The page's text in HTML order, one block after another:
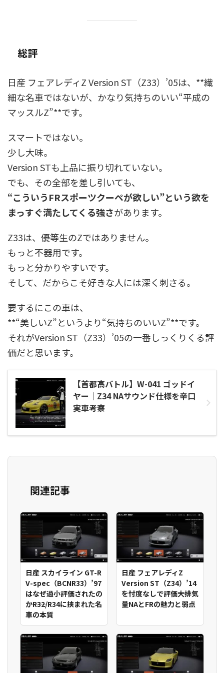
総評
日産 フェアレディZ Version ST（Z33）’05は、**繊
細な名車ではないが、かなり気持ちのいい“平成の
マッスルZ”**です。
スマートではない。
少し大味。
Version STも上品に振り切れていない。
でも、その全部を差し引いても、
“こういうFRスポーツクーペが欲しい”という欲を
まっすぐ満たしてくる強さがあります。
Z33は、優等生のZではありません。
もっと不器用です。
もっと分かりやすいです。
そして、だからこそ好きな人には深く刺さる。
要するにこの車は、
**“美しいZ”というより“気持ちのいいZ”**です。
それがVersion ST（Z33）’05の一番しっくりくる評
価だと思います。
【首都高バトル】W-041 ゴッドイ
ヤー｜Z34 NAサウンド仕様を辛口
実車考察
関連記事
日産 スカイライン GT-R
V-spec（BCNR33）’97
はなぜ過小評価されたの
か――R32/R34に挟まれた名
車の本質
日産 フェアレディZ
Version ST（Z34）’14
を忖度なしで評価――大排気
量NAとFRの魅力と弱点